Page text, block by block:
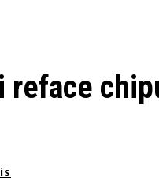
reface